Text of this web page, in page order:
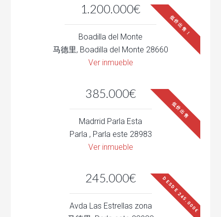
1.200.000€
低价出售！
Boadilla del Monte
马德里, Boadilla del Monte 28660
Ver inmueble
385.000€
低价出售
Madrrid Parla Esta
Parla , Parla este 28983
Ver inmueble
245.000€ DESDE 245.000€
Avda Las Estrellas zona